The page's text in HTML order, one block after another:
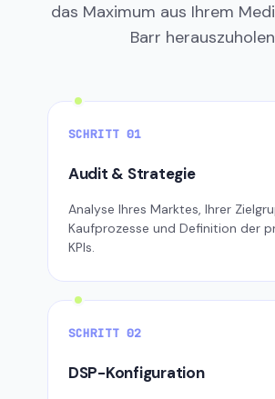
das Maximum aus Ihrem
Barr
SCHRITT 01
Audit & Strategie
Analyse Ihres Marktes, Ihrer
Kaufprozesse und Definition der
KPIs.
SCHRITT 02
DSP-Konfiguration